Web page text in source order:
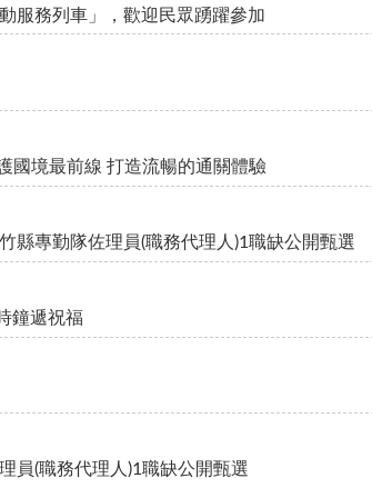
服務列車」，歡迎民眾踴躍參加
國境最前線 打造流暢的通關體驗
縣專勤隊佐理員(職務代理人)1職缺公開甄選
鐘遞祝福
員(職務代理人)1職缺公開甄選